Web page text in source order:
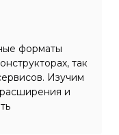
форматы
так
Изучим
и